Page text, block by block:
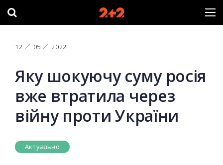
12 05 2022
Яку шокуючу суму росія
вже втратила через
війну проти України
Актуально